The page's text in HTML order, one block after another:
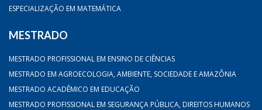
ESPECIALIZAÇÃO EM MATEMÁTICA
MESTRADO
MESTRADO PROFISSIONAL EM ENSINO DE CIÊNCIAS
MESTRADO EM AGROECOLOGIA, AMBIENTE, SOCIEDADE E AMAZÔNIA
MESTRADO ACADÊMICO EM EDUCAÇÃO
MESTRADO PROFISSIONAL EM SEGURANÇA PÚBLICA, DIREITOS HUMANOS